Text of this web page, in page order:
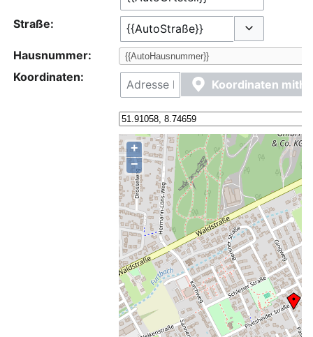
Straße:
Optionen
Hausnummer:
Koordinaten:
Koordinaten
+
−